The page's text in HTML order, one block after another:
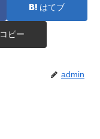
はてブ
コピー
admin